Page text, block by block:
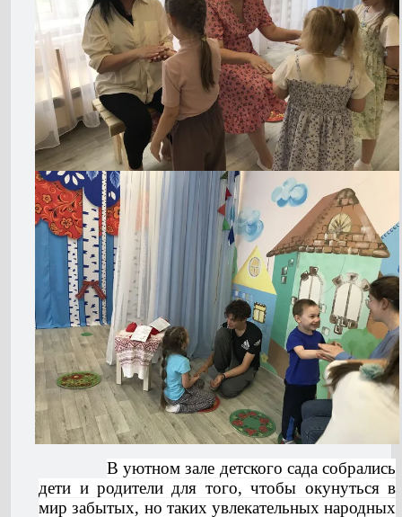
В уютном зале детского сада собрались
дети и родители для того, чтобы окунуться в
мир забытых, но таких увлекательных народных